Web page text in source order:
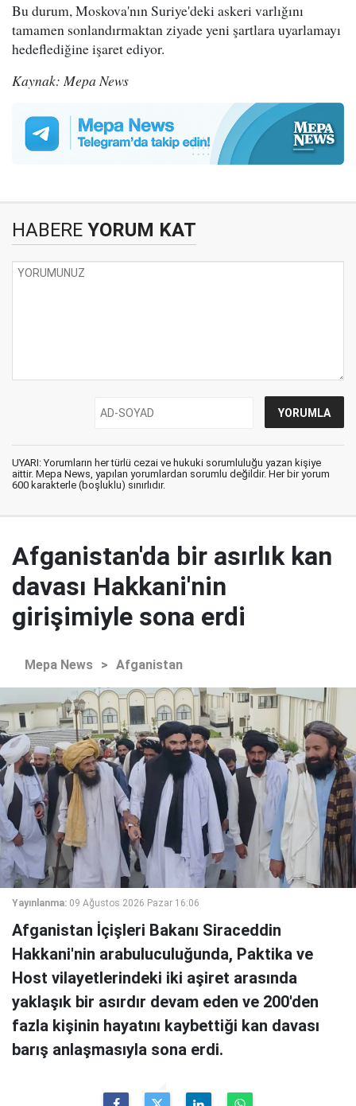
Bu durum, Moskova'nın Suriye'deki askeri varlığını
tamamen sonlandırmaktan ziyade yeni şartlara uyarlamayı
hedeflediğine işaret ediyor.
Kaynak: Mepa News
HABERE YORUM KAT
UYARI: Yorumların her türlü cezai ve hukuki sorumluluğu yazan kişiye
aittir. Mepa News, yapılan yorumlardan sorumlu değildir. Her bir yorum
600 karakterle (boşluklu) sınırlıdır.
Afganistan'da bir asırlık kan
davası Hakkani'nin
girişimiyle sona erdi
Mepa News > Afganistan
Yayınlanma: 09 Ağustos 2026 Pazar 16:06
Afganistan İçişleri Bakanı Siraceddin
Hakkani'nin arabuluculuğunda, Paktika ve
Host vilayetlerindeki iki aşiret arasında
yaklaşık bir asırdır devam eden ve 200'den
fazla kişinin hayatını kaybettiği kan davası
barış anlaşmasıyla sona erdi.